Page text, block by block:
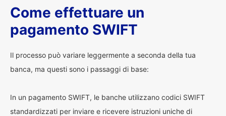
Come effettuare un
pagamento SWIFT
Il processo può variare leggermente a seconda della tua
banca, ma questi sono i passaggi di base:
In un pagamento SWIFT, le banche utilizzano codici SWIFT
standardizzati per inviare e ricevere istruzioni uniche di